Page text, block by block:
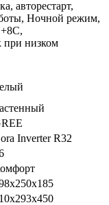
авторестарт,
Ночной режим,
при низком
Inverter R32